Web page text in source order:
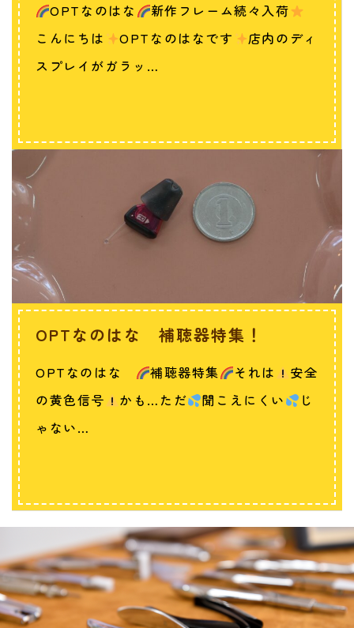
OPTなのはな
新作フレーム続々入荷
こんにちは
OPTなのはなです
店内のディ
スプレイがガラッ…
OPTなのはな 補聴器特集！
OPTなのはな 補聴器特集 それは
安全
の黄色信号
かも…ただ 聞こえにくい
じ
ゃない…